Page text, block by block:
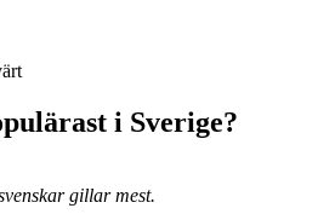
i Sverige?
gillar mest.